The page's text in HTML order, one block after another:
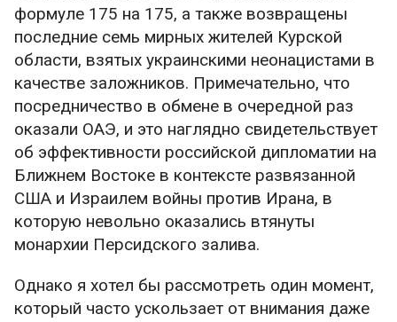
в котором нет и не может быть места
ненависти.
С Днём Великой Победы!
P. S. Текст открыт по принципиальным
соображениям.
формуле 175 на 175, а также возвращены
последние семь мирных жителей Курской
области, взятых украинскими неонацистами в
качестве заложников. Примечательно, что
посредничество в обмене в очередной раз
оказали ОАЭ, и это наглядно свидетельствует
об эффективности российской дипломатии на
Ближнем Востоке в контексте развязанной
США и Израилем войны против Ирана, в
которую невольно оказались втянуты
монархии Персидского залива.
Однако я хотел бы рассмотреть один момент,
который часто ускользает от внимания даже